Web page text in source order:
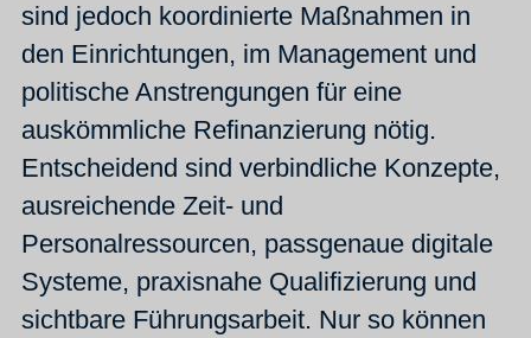
sind jedoch koordinierte Maßnahmen in
den Einrichtungen, im Management und
politische Anstrengungen für eine
auskömmliche Refinanzierung nötig.
Entscheidend sind verbindliche Konzepte,
ausreichende Zeit‑ und
Personalressourcen, passgenaue digitale
Systeme, praxisnahe Qualifizierung und
sichtbare Führungsarbeit. Nur so können